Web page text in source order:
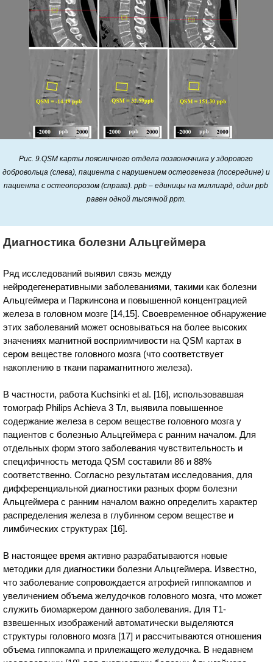
Рис. 9.QSM карты поясничного отдела позвоночника у здорового
добровольца (слева), пациента с нарушением остеогенеза (посередине) и
пациента с остеопорозом (справа). ppb – единицы на миллиард, один ppb
равен одной тысячной ppm.
Диагностика болезни Альцгеймера
Ряд исследований выявил связь между
нейродегенеративными заболеваниями, такими как болезни
Альцгеймера и Паркинсона и повышенной концентрацией
железа в головном мозге [14,15]. Своевременное обнаружение
этих заболеваний может основываться на более высоких
значениях магнитной восприимчивости на QSM картах в
сером веществе головного мозга (что соответствует
накоплению в ткани парамагнитного железа).
В частности, работа Kuchsinki et al. [16], использовавшая
томограф Philips Achieva 3 Тл, выявила повышенное
содержание железа в сером веществе головного мозга у
пациентов с болезнью Альцгеймера с ранним началом. Для
отдельных форм этого заболевания чувствительность и
специфичность метода QSM составили 86 и 88%
соответственно. Cогласно результатам исследования, для
дифференциальной диагностики разных форм болезни
Альцгеймера с ранним началом важно определить характер
распределения железа в глубинном сером веществе и
лимбических структурах [16].
В настоящее время активно разрабатываются новые
методики для диагностики болезни Альцгеймера. Известно,
что заболевание сопровождается атрофией гиппокампов и
увеличением объема желудочков головного мозга, что может
служить биомаркером данного заболевания. Для T1-
взвешенных изображений автоматически выделяются
структуры головного мозга [17] и рассчитываются отношения
объема гиппокампа и прилежащего желудочка. В недавнем